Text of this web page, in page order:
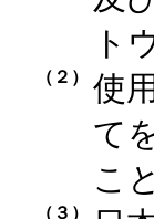
ト
（２） 使
て
こ
（３）